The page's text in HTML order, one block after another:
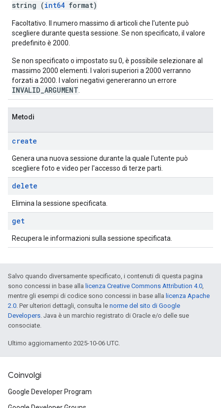
string (int64 format)
Facoltativo. Il numero massimo di articoli che l'utente può
scegliere durante questa sessione. Se non specificato, il valore
predefinito è 2000.
Se non specificato o impostato su 0, è possibile selezionare al
massimo 2000 elementi. I valori superiori a 2000 verranno
forzati a 2000. I valori negativi genereranno un errore
INVALID_ARGUMENT
Metodi
create
Genera una nuova sessione durante la quale l'utente può
scegliere foto e video per l'accesso di terze parti.
delete
Elimina la sessione specificata.
get
Recupera le informazioni sulla sessione specificata.
Salvo quando diversamente specificato, i contenuti di questa pagina
sono concessi in base alla licenza Creative Commons Attribution 4.0,
mentre gli esempi di codice sono concessi in base alla licenza Apache
2.0. Per ulteriori dettagli, consulta le norme del sito di Google
Developers. Java è un marchio registrato di Oracle e/o delle sue
consociate.
Ultimo aggiornamento 2025-10-06 UTC.
Coinvolgi
Google Developer Program